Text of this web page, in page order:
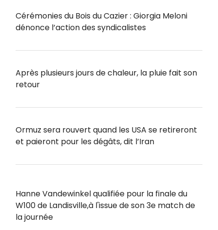
Cérémonies du Bois du Cazier : Giorgia Meloni
dénonce l’action des syndicalistes
Après plusieurs jours de chaleur, la pluie fait son
retour
Ormuz sera rouvert quand les USA se retireront
et paieront pour les dégâts, dit l’Iran
Hanne Vandewinkel qualifiée pour la finale du
W100 de Landisville,à l'issue de son 3e match de
la journée